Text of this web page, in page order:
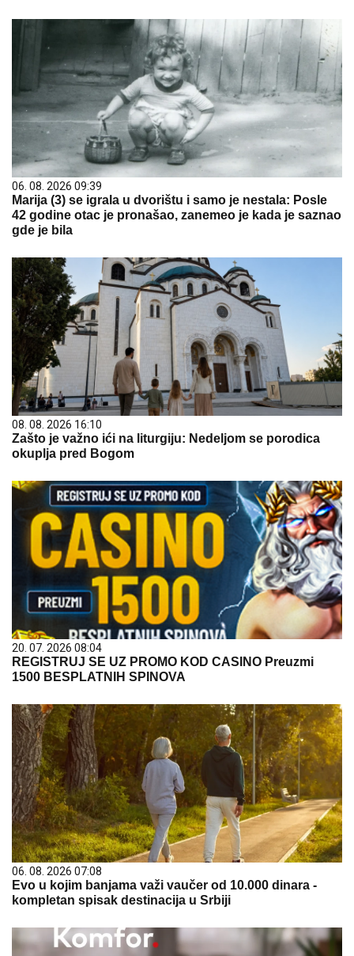
06. 08. 2026 09:39
Marija (3) se igrala u dvorištu i samo je nestala: Posle
42 godine otac je pronašao, zanemeo je kada je saznao
gde je bila
08. 08. 2026 16:10
Zašto je važno ići na liturgiju: Nedeljom se porodica
okuplja pred Bogom
20. 07. 2026 08:04
REGISTRUJ SE UZ PROMO KOD CASINO Preuzmi
1500 BESPLATNIH SPINOVA
06. 08. 2026 07:08
Evo u kojim banjama važi vaučer od 10.000 dinara -
kompletan spisak destinacija u Srbiji